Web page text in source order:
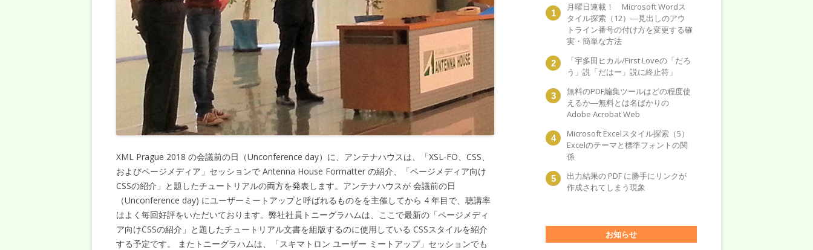
XML Prague 2018 の会議前の日（Unconference day）に、アンテナハウスは、「XSL-FO、CSS、
およびページメディア」セッションで Antenna House Formatter の紹介、「ページメディア向け
CSSの紹介」と題したチュートリアルの両方を発表します。アンテナハウスが 会議前の日
（Unconference day) にユーザーミートアップと呼ばれるものをを主催してから 4 年目で、聴講率
はよく毎回好評をいただいております。弊社社員トニーグラハムは、ここで最新の「ページメディ
ア向けCSSの紹介」と題したチュートリアル文書を組版するのに使用している CSSスタイルを紹介
する予定です。 またトニーグラハムは、「スキマトロン ユーザー ミートアップ」セッションでも
月曜日連載！ Microsoft Wordス
タイル探索（12）―見出しのアウ
トライン番号の付け方を変更する確
実・簡単な方法
「宇多田ヒカル/First Loveの「だろ
う」説「だはー」説に終止符」
無料のPDF編集ツールはどの程度使
えるか―無料とは名ばかりの
Adobe Acrobat Web
Microsoft Excelスタイル探索（5）
Excelのテーマと標準フォントの関
係
出力結果の PDF に勝手にリンクが
作成されてしまう現象
お知らせ